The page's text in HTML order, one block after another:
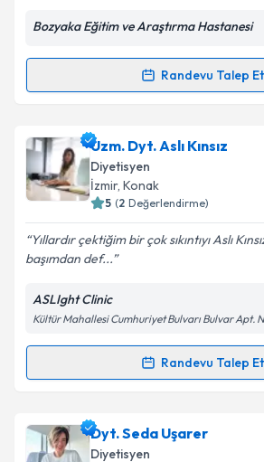
Kişisel verilerimin işlenmesine
Takvim Talebini
Bozyaka Eğitim ve Araştırma Hastanesi
Randevu Talep Et
Randevu Takvimi Talebi
Dyt. Erol Aktay için randevu
Size bu uzmandan randevu almanız
hazırlandığında e-posta ile
Kişisel verilerimin işlenmesine
Metni'ni okudum ve kişisel
kapsamda işlenmesini kabul
Uzm. Dyt. Aslı Kınsız
Diyetisyen
İzmir, Konak
5 (2 Değerlendirme)
Yıllardır çektiğim bir çok sıkıntıyı Aslı
başımdan def...
ASLIght Clinic
Kültür Mahallesi Cumhuriyet Bulvarı Bulvar Apt.
Randevu Talep Et
Randevu Takvimi Talebi
Uzm. Dyt. Aslı Kınsıziçin randevu
oluşturun. Size bu uzmandan
Dyt. Seda Uşarer
Diyetisyen